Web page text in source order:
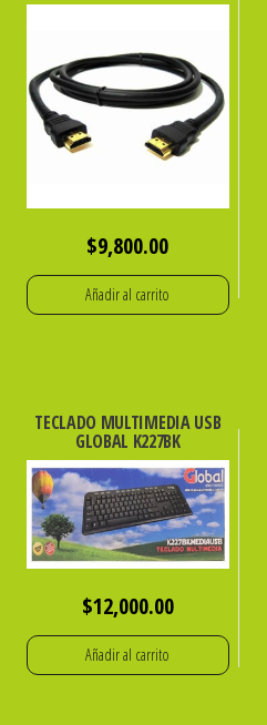
cantidad
$9,800.00
Añadir al carrito
TECLADO MULTIMEDIA USB
GLOBAL K227BK
$12,000.00
Añadir al carrito